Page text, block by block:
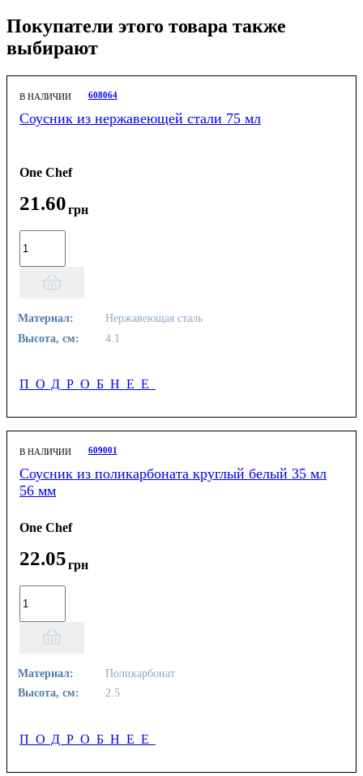
Покупатели этого товара также
выбирают
В НАЛИЧИИ 608064
Соусник из нержавеющей стали 75 мл
One Chef
21.60грн
Материал:
Нержавеющая сталь
Высота, см:
4.1
ПОДРОБНЕЕ
В НАЛИЧИИ 609001
Соусник из поликарбоната круглый белый 35 мл
56 мм
One Chef
22.05грн
Материал:
Поликарбонат
Высота, см:
2.5
ПОДРОБНЕЕ